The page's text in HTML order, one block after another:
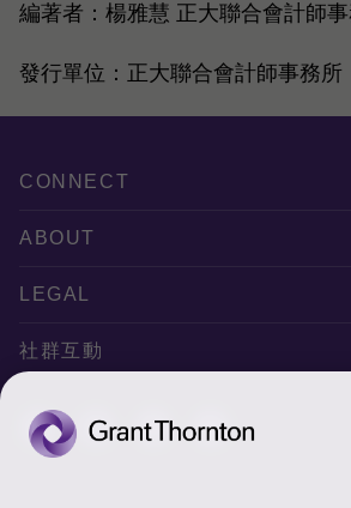
編著者：楊雅慧 正大聯合會計師
發行單位：正大聯合會計師事務所
CONNECT
服務團隊
服務據點
ABOUT
關於正大
專業服務
稅務行事曆
LEGAL
隱私政策
網站地圖
社群互動